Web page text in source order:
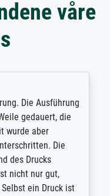
våre
Die Ausführung
gedauert, die
aber
Die
Drucks
nur gut,
ein Druck ist